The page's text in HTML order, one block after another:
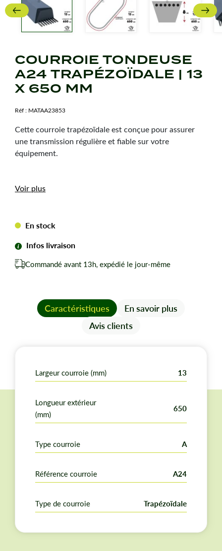
COURROIE TONDEUSE
A24 TRAPÉZOÏDALE | 13
X 650 MM
Réf : MATAA23853
Cette courroie trapézoïdale est conçue pour assurer
une transmission régulière et fiable sur votre
équipement.
Caractéristiques
Dimension :
Forme de courroie :
au quotidien.
Bonne tenue en service pour l’entretien courant de
Voir plus
En stock
Infos livraison
Commandé avant 13h, expédié le jour-même
Caractéristiques
En savoir plus
Avis clients
Largeur courroie (mm) 13
Longueur extérieur
(mm)
650
Type courroie A
Référence courroie A24
Type de courroie Trapézoïdale